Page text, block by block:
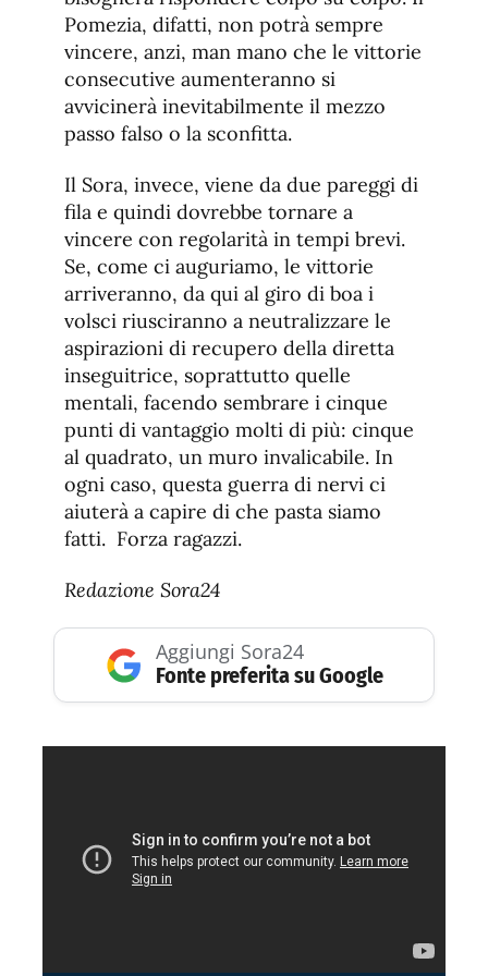
Pomezia, difatti, non potrà sempre
vincere, anzi, man mano che le vittorie
consecutive aumenteranno si
avvicinerà inevitabilmente il mezzo
passo falso o la sconfitta.
Il Sora, invece, viene da due pareggi di
fila e quindi dovrebbe tornare a
vincere con regolarità in tempi brevi.
Se, come ci auguriamo, le vittorie
arriveranno, da qui al giro di boa i
volsci riusciranno a neutralizzare le
aspirazioni di recupero della diretta
inseguitrice, soprattutto quelle
mentali, facendo sembrare i cinque
punti di vantaggio molti di più: cinque
al quadrato, un muro invalicabile. In
ogni caso, questa guerra di nervi ci
aiuterà a capire di che pasta siamo
fatti. Forza ragazzi.
Redazione Sora24
Aggiungi Sora24
Fonte preferita su Google